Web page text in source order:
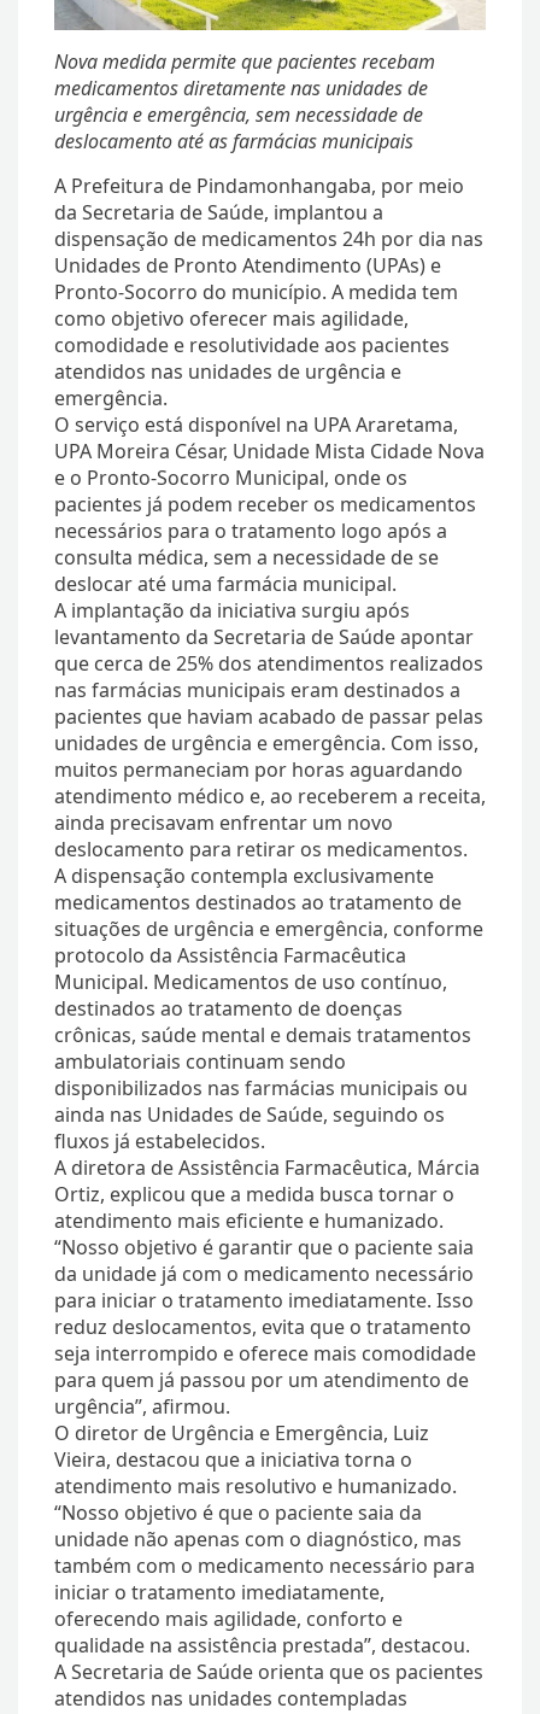
Nova medida permite que pacientes recebam
medicamentos diretamente nas unidades de
urgência e emergência, sem necessidade de
deslocamento até as farmácias municipais
A Prefeitura de Pindamonhangaba, por meio
da Secretaria de Saúde, implantou a
dispensação de medicamentos 24h por dia nas
Unidades de Pronto Atendimento (UPAs) e
Pronto-Socorro do município. A medida tem
como objetivo oferecer mais agilidade,
comodidade e resolutividade aos pacientes
atendidos nas unidades de urgência e
emergência.
O serviço está disponível na UPA Araretama,
UPA Moreira César, Unidade Mista Cidade Nova
e o Pronto-Socorro Municipal, onde os
pacientes já podem receber os medicamentos
necessários para o tratamento logo após a
consulta médica, sem a necessidade de se
deslocar até uma farmácia municipal.
A implantação da iniciativa surgiu após
levantamento da Secretaria de Saúde apontar
que cerca de 25% dos atendimentos realizados
nas farmácias municipais eram destinados a
pacientes que haviam acabado de passar pelas
unidades de urgência e emergência. Com isso,
muitos permaneciam por horas aguardando
atendimento médico e, ao receberem a receita,
ainda precisavam enfrentar um novo
deslocamento para retirar os medicamentos.
A dispensação contempla exclusivamente
medicamentos destinados ao tratamento de
situações de urgência e emergência, conforme
protocolo da Assistência Farmacêutica
Municipal. Medicamentos de uso contínuo,
destinados ao tratamento de doenças
crônicas, saúde mental e demais tratamentos
ambulatoriais continuam sendo
disponibilizados nas farmácias municipais ou
ainda nas Unidades de Saúde, seguindo os
fluxos já estabelecidos.
A diretora de Assistência Farmacêutica, Márcia
Ortiz, explicou que a medida busca tornar o
atendimento mais eficiente e humanizado.
“Nosso objetivo é garantir que o paciente saia
da unidade já com o medicamento necessário
para iniciar o tratamento imediatamente. Isso
reduz deslocamentos, evita que o tratamento
seja interrompido e oferece mais comodidade
para quem já passou por um atendimento de
urgência”, afirmou.
O diretor de Urgência e Emergência, Luiz
Vieira, destacou que a iniciativa torna o
atendimento mais resolutivo e humanizado.
“Nosso objetivo é que o paciente saia da
unidade não apenas com o diagnóstico, mas
também com o medicamento necessário para
iniciar o tratamento imediatamente,
oferecendo mais agilidade, conforto e
qualidade na assistência prestada”, destacou.
A Secretaria de Saúde orienta que os pacientes
atendidos nas unidades contempladas